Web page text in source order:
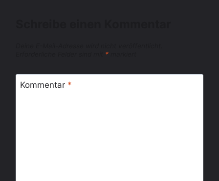
*
Kommentar *